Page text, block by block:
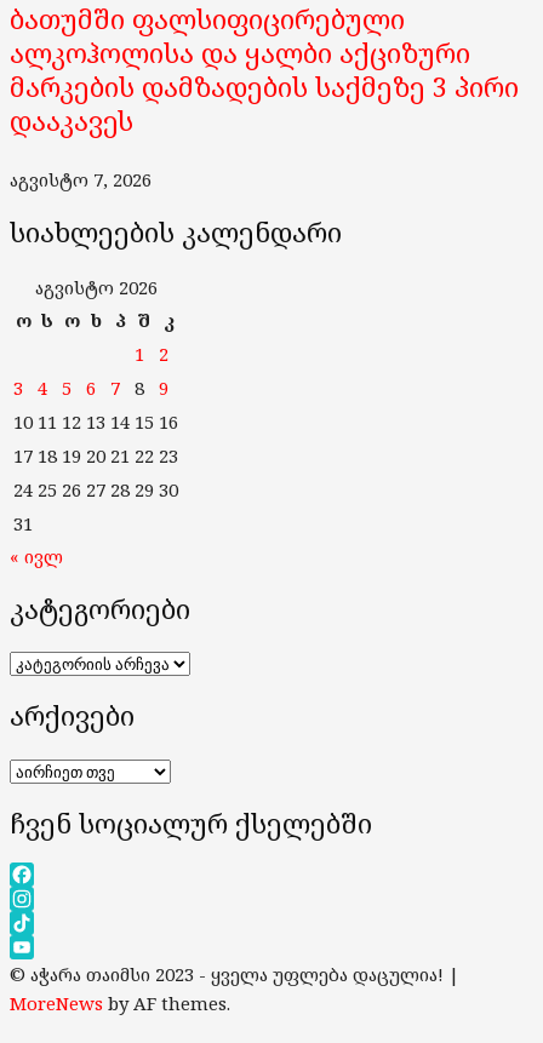
ბათუმში ფალსიფიცირებული
ალკოჰოლისა და ყალბი აქციზური
მარკების დამზადების საქმეზე 3 პირი
დააკავეს
აგვისტო 7, 2026
სიახლეების კალენდარი
აგვისტო 2026
ო ს ო ხ პ შ
კ
1
2
3
4 5 6 7 8 9
10 11 12 13 14 15 16
17 18 19 20 21 22 23
24 25 26 27 28 29 30
31
« ივლ
კატეგორიები
კატეგორიები
არქივები
არქივები
ჩვენ სოციალურ ქსელებში
Facebook
Instagram
TikTok
YouTube
Channel
© აჭარა თაიმსი 2023 - ყველა უფლება დაცულია! |
MoreNews by AF themes.